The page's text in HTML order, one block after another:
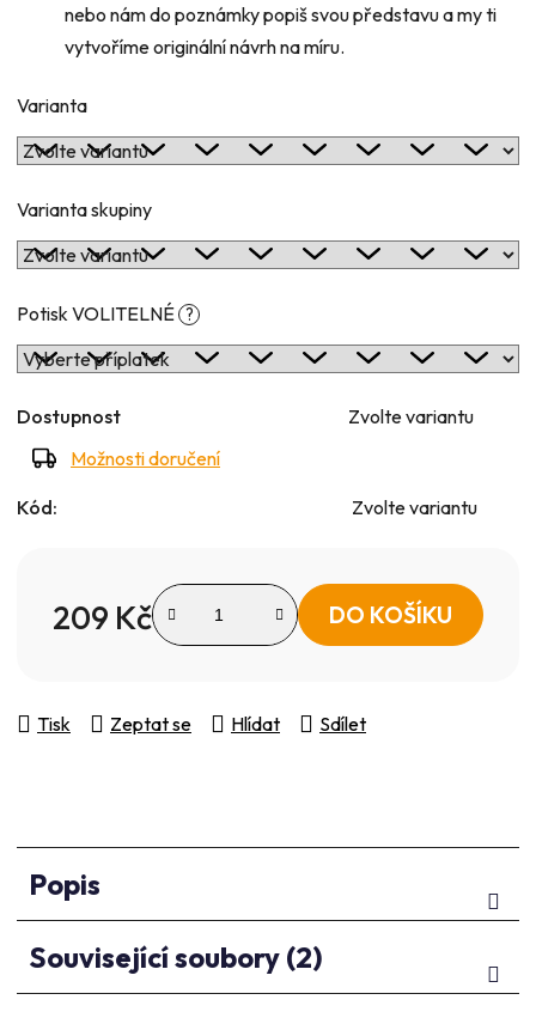
nebo nám do poznámky popiš svou představu a my ti
vytvoříme originální návrh na míru.
Varianta
Varianta skupiny
Potisk VOLITELNÉ ?
Dostupnost
Zvolte variantu
Možnosti doručení
Kód: Zvolte variantu
209 Kč DO KOŠÍKU
Tisk Zeptat se Hlídat Sdílet
Popis
Související soubory (2)